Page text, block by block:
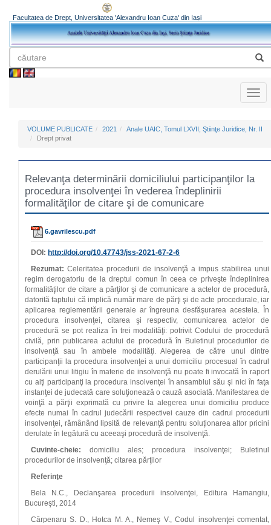
Facultatea de Drept, Universitatea 'Alexandru Ioan Cuza' din Iași
VOLUME PUBLICATE 2021
Anale UAIC, Tomul LXVII, Ştiinţe Juridice, Nr. II
Drept privat
Relevanţa determinării domiciliului participanţilor la
procedura insolvenţei în vederea îndeplinirii
formalităţilor de citare şi de comunicare
6.gavrilescu.pdf
DOI: http://doi.org/10.47743/jss-2021-67-2-6
Rezumat: Celeritatea procedurii de insolvenţă a impus stabilirea unui
regim derogatoriu de la dreptul comun în ceea ce priveşte îndeplinirea
formalităţilor de citare a părţilor şi de comunicare a actelor de procedură,
datorită faptului că implică număr mare de părţi şi de acte procedurale, iar
aplicarea reglementării generale ar îngreuna desfăşurarea acesteia. În
procedura insolvenţei, citarea şi respectiv, comunicarea actelor de
procedură se pot realiza în trei modalităţi: potrivit Codului de procedură
civilă, prin publicarea actului de procedură în Buletinul procedurilor de
insolvenţă sau în ambele modalităţi. Alegerea de către unul dintre
participanţii la procedura insolvenţei a unui domiciliu procesual în cadrul
derulării unui litigiu în materie de insolvenţă nu poate fi invocată în raport
cu alţi participanţi la procedura insolvenţei în ansamblul său şi nici în faţa
instanţei de judecată care soluţionează o cauză asociată. Manifestarea de
voinţă a părţii exprimată cu privire la alegerea unui domiciliu produce
efecte numai în cadrul judecării respectivei cauze din cadrul procedurii
insolvenţei, rămânând lipsită de relevanţă pentru soluţionarea altor pricini
derulate în legătură cu aceeaşi procedură de insolvenţă.
Cuvinte-cheie: domiciliu ales; procedura insolvenţei; Buletinul
procedurilor de insolvenţă; citarea părţilor
Referinţe
Bela N.C., Declanşarea procedurii insolvenţei, Editura Hamangiu,
Bucureşti, 2014
Cărpenaru S. D., Hotca M. A., Nemeş V., Codul insolvenţei comentat,